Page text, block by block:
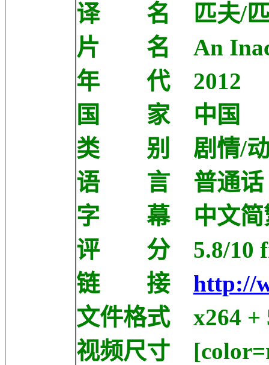
译 名 匹夫/匹
片 名 An
年 代 2012
国 家 中国
类 别 剧情/动
语 言 普通话
字 幕 中文简
评 分 5.8/10
链 接 http://
文件格式 x264 +
视频尺寸